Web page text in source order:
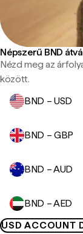
Népszerű BND
Nézd meg az
között.
BND – USD
BND – GBP
BND – AUD
BND – AED
USD ACCOUNT